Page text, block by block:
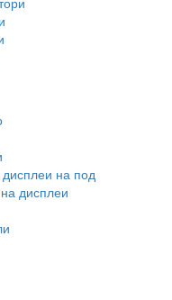
дисплеи на под
дисплеи